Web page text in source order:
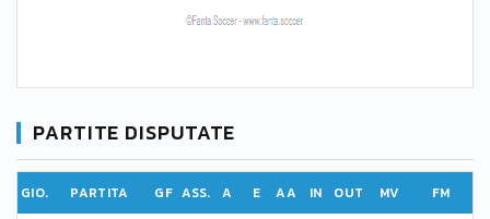
PARTITE DISPUTATE
GIO. PARTITA GF ASS. A E AA IN OUT MV FM